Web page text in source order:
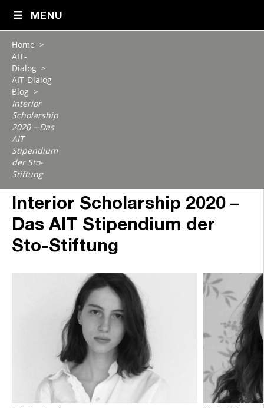
MENU
Home >
AIT-
Dialog >
AIT-Dialog
Blog >
Interior
Scholarship
2020 – Das
AIT
Stipendium
der Sto-
Stiftung
Interior Scholarship 2020 –
Das AIT Stipendium der
Sto-Stiftung